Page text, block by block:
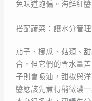
免味道跑偏。海鮮紅
搭配蔬菜：讓水分管
茄子、櫛瓜、菇類、
合，但它們的含水量
子則會吸油，甜椒與
醬應該先煮得稍微濃